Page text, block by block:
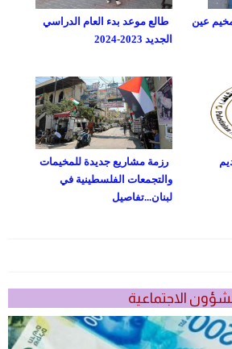
طالع موعد بدء العام الدراسي
الجديد 2023-2024
مخيم عين
رزمة مشاريع جديدة للمخيمات
والتجمعات الفلسطينية في
لبنان...تفاصيل
الاجتماعية